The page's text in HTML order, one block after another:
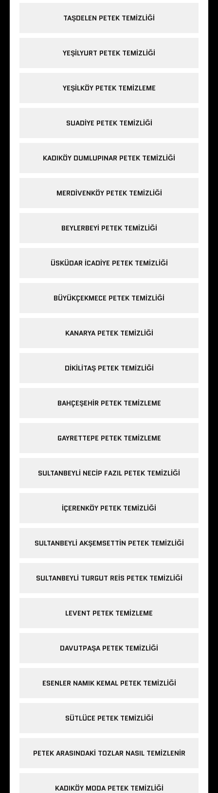
TAŞDELEN PETEK TEMIZLIĞI
YEŞILYURT PETEK TEMIZLIĞI
YEŞILKÖY PETEK TEMIZLEME
SUADIYE PETEK TEMIZLIĞI
KADIKÖY DUMLUPINAR PETEK TEMIZLIĞI
MERDIVENKÖY PETEK TEMIZLIĞI
BEYLERBEYI PETEK TEMIZLIĞI
ÜSKÜDAR ICADIYE PETEK TEMIZLIĞI
BÜYÜKÇEKMECE PETEK TEMIZLIĞI
KANARYA PETEK TEMIZLIĞI
DIKILITAŞ PETEK TEMIZLIĞI
BAHÇEŞEHIR PETEK TEMIZLEME
GAYRETTEPE PETEK TEMIZLEME
SULTANBEYLI NECIP FAZIL PETEK TEMIZLIĞI
IÇERENKÖY PETEK TEMIZLIĞI
SULTANBEYLI AKŞEMSETTIN PETEK TEMIZLIĞI
SULTANBEYLI TURGUT REIS PETEK TEMIZLIĞI
LEVENT PETEK TEMIZLEME
DAVUTPAŞA PETEK TEMIZLIĞI
ESENLER NAMIK KEMAL PETEK TEMIZLIĞI
SÜTLÜCE PETEK TEMIZLIĞI
PETEK ARASINDAKI TOZLAR NASIL TEMIZLENIR
KADIKÖY MODA PETEK TEMIZLIĞI